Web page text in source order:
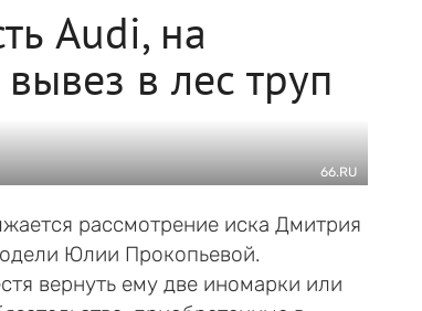
Audi, на
в лес труп
66.RU
рассмотрение иска Дмитрия
Юлии Прокопьевой.
вернуть ему две иномарки или